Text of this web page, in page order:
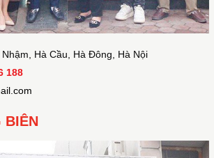
Hà Cầu, Hà Đông, Hà Nội
188
BIÊN